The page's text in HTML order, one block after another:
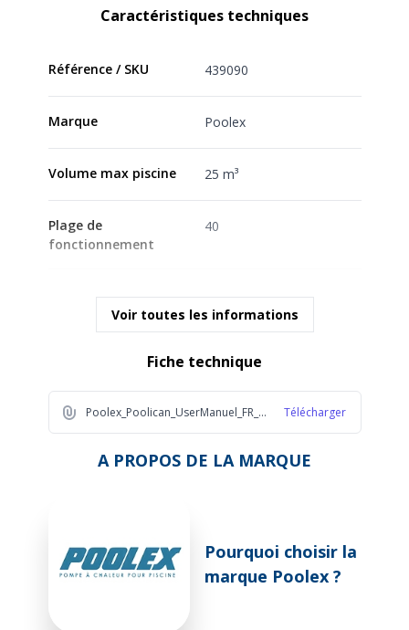
Caractéristiques techniques
Référence / SKU 439090
Marque Poolex
Volume max piscine 25 m³
Plage de
fonctionnement
40
Type de commande Digitale, Wifi
wifi
COP 5,5
bilan thermique ?
Voir toutes les informations
Fiche technique
Poolex_Poolican_UserManuel_FR_ec26 Télécharger
A PROPOS DE LA MARQUE
Pourquoi choisir la
marque Poolex ?